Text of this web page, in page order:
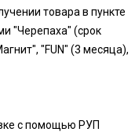
товара в пункте
"Черепаха" (срок
"FUN" (3 месяца),
с помощью РУП